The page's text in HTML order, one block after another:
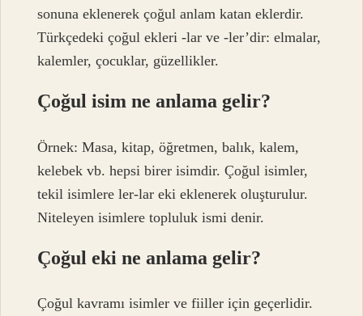
sonuna eklenerek çoğul anlam katan eklerdir.
Türkçedeki çoğul ekleri -lar ve -ler’dir: elmalar,
kalemler, çocuklar, güzellikler.
Çoğul isim ne anlama gelir?
Örnek: Masa, kitap, öğretmen, balık, kalem,
kelebek vb. hepsi birer isimdir. Çoğul isimler,
tekil isimlere ler-lar eki eklenerek oluşturulur.
Niteleyen isimlere topluluk ismi denir.
Çoğul eki ne anlama gelir?
Çoğul kavramı isimler ve fiiller için geçerlidir.